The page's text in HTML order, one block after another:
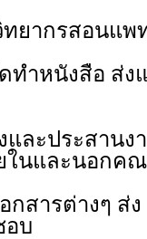
ยากรสอนแ
ทำหนังสือ ส่ง
ละประสาน
ในและนอกค
สารต่างๆ ส่
อบ